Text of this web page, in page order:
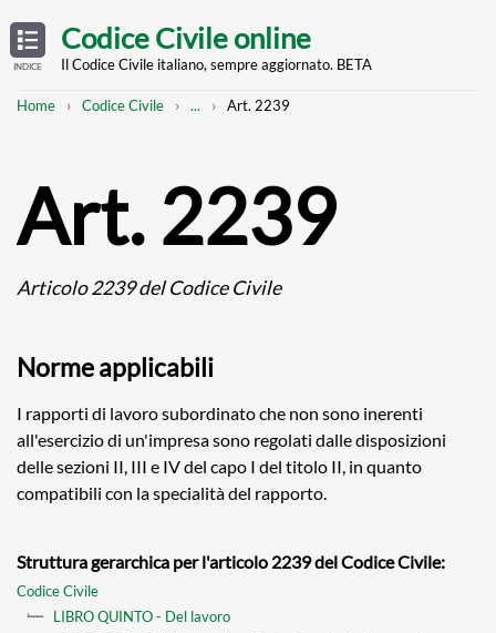
TABLE
OF
CONTENTS
INDICE
main
Codice Civile online
Il Codice Civile italiano, sempre aggiornato. BETA
Breadcrumb
Home Codice Civile
Mostra
... Art. 2239
Art. 2239
Articolo 2239 del Codice Civile
Norme applicabili
I rapporti di lavoro subordinato che non sono inerenti
all'esercizio di un'impresa sono regolati dalle disposizioni
delle sezioni II, III e IV del capo I del titolo II, in quanto
compatibili con la specialità del rapporto.
Struttura gerarchica per l'articolo 2239 del Codice Civile:
Codice Civile
LIBRO QUINTO - Del lavoro